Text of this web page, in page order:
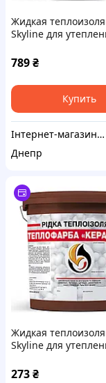
Жидкая
Skyline для
Теплокраска
789₴
Купить
Інтернет-магазин "Winner"
Днепр
Жидкая
Skyline для
Теплокраска
273₴